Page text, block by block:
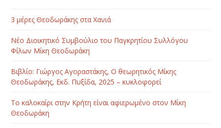
3 μέρες Θεοδωράκης στα Χανιά
Νέο Διοικητικό Συμβούλιο του Παγκρητίου Συλλόγου
Φίλων Μίκη Θεοδωράκη
Βιβλίο: Γιώργος Αγοραστάκης, Ο θεωρητικός Μίκης
Θεοδωράκης, Εκδ. Πυξίδα, 2025 – κυκλοφορεί
Το καλοκαίρι στην Κρήτη είναι αφιερωμένο στον Μίκη
Θεοδωράκη